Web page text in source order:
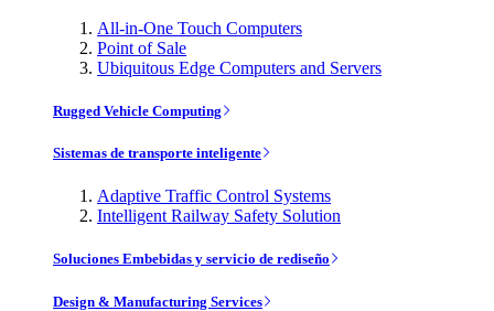
All-in-One Touch Computers
Point of Sale
Ubiquitous Edge Computers and Servers
Rugged Vehicle Computing
Sistemas de transporte inteligente
Adaptive Traffic Control Systems
Intelligent Railway Safety Solution
Soluciones Embebidas y servicio de rediseño
Design & Manufacturing Services